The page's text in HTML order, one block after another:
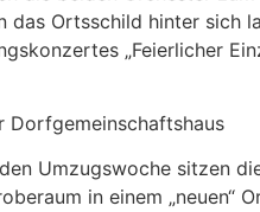
das Ortsschild hinter sich
„Feierlicher
Dorfgemeinschaftshaus
Umzugswoche sitzen
in einem „neuen“